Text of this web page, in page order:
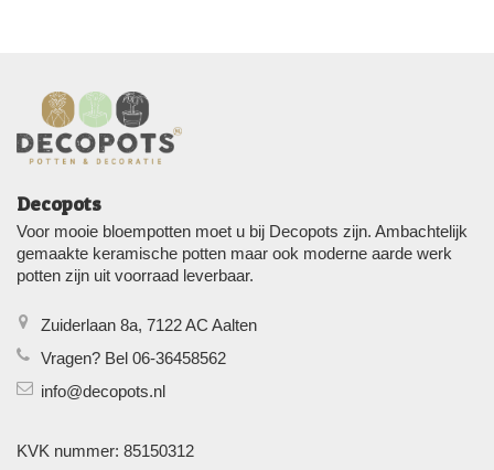
Decopots
Voor mooie bloempotten moet u bij Decopots zijn. Ambachtelijk
gemaakte keramische potten maar ook moderne aarde werk
potten zijn uit voorraad leverbaar.
Zuiderlaan 8a, 7122 AC Aalten
Vragen? Bel 06-36458562
info@decopots.nl
KVK nummer: 85150312